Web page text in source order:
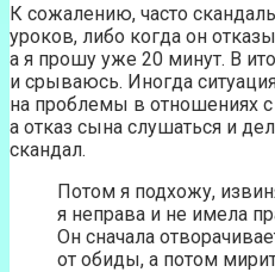
К сожалению, часто
уроков, либо когда он
а я прошу уже 20 минут. В
и срываюсь. Иногда
на проблемы в отношениях
а отказ сына слушаться и
скандал.
Потом я подхожу,
я неправа и не имела
Он сначала
от обиды, а потом